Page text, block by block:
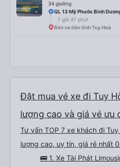
34 giường
QL 13 Mỹ Phước Bình
7 giờ 47 phút
Bến xe liên tỉnh Tuy Hoà
Đặt mua vé xe đi Tuy
lượng cao và giá vé ưu
Tư vấn TOP 7 xe khách đi
lượng cao, uy tín, giá rẻ nhất
🚌 1. Xe Tài Phát